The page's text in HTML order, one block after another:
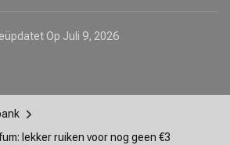
Op Juli 9, 2026
lekker ruiken voor nog geen €3